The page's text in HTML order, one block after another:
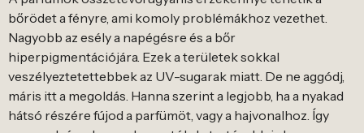
bőrödet a fényre, ami komoly problémákhoz vezethet.
Nagyobb az esély a napégésre és a bőr
hiperpigmentációjára. Ezek a területek sokkal
veszélyeztetettebbek az UV-sugarak miatt. De ne aggódj,
máris itt a megoldás. Hanna szerint a legjobb, ha a nyakad
hátsó részére fújod a parfümöt, vagy a hajvonalhoz. Így